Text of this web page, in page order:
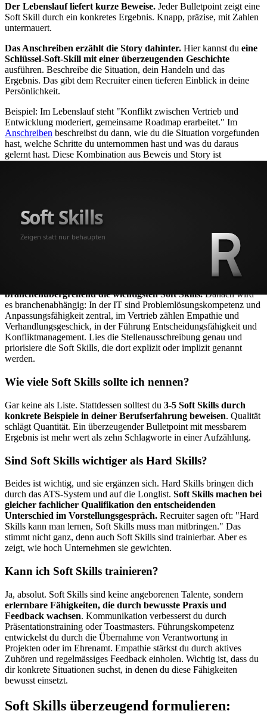
Der Lebenslauf liefert kurze Beweise. Jeder Bulletpoint zeigt eine
Soft Skill durch ein konkretes Ergebnis. Knapp, präzise, mit Zahlen
untermauert.
Das Anschreiben erzählt die Story dahinter. Hier kannst du eine
Schlüssel-Soft-Skill mit einer überzeugenden Geschichte
ausführen. Beschreibe die Situation, dein Handeln und das
Ergebnis. Das gibt dem Recruiter einen tieferen Einblick in deine
Persönlichkeit.
Beispiel: Im Lebenslauf steht "Konflikt zwischen Vertrieb und
Entwicklung moderiert, gemeinsame Roadmap erarbeitet." Im
Anschreiben beschreibst du dann, wie du die Situation vorgefunden
hast, welche Schritte du unternommen hast und was du daraus
gelernt hast. Diese Kombination aus Beweis und Story ist
Häufig gestellte Fragen
branchenübergreifend die wichtigsten Soft Skills.Danach wird
es branchenabhängig: In der IT sind Problemlösungskompetenz und
Anpassungsfähigkeit zentral, im Vertrieb zählen Empathie und
Verhandlungsgeschick, in der Führung Entscheidungsfähigkeit und
Konfliktmanagement. Lies die Stellenausschreibung genau und
priorisiere die Soft Skills, die dort explizit oder implizit genannt
werden.
Wie viele Soft Skills sollte ich nennen?
Gar keine als Liste. Stattdessen solltest du 3-5 Soft Skills durch
konkrete Beispiele in deiner Berufserfahrung beweisen. Qualität
schlägt Quantität. Ein überzeugender Bulletpoint mit messbarem
Ergebnis ist mehr wert als zehn Schlagworte in einer Aufzählung.
Sind Soft Skills wichtiger als Hard Skills?
Beides ist wichtig, und sie ergänzen sich. Hard Skills bringen dich
durch das ATS-System und auf die Longlist. Soft Skills machen bei
gleicher fachlicher Qualifikation den entscheidenden
Unterschied im Vorstellungsgespräch. Recruiter sagen oft: "Hard
Skills kann man lernen, Soft Skills muss man mitbringen." Das
stimmt nicht ganz, denn auch Soft Skills sind trainierbar. Aber es
zeigt, wie hoch Unternehmen sie gewichten.
Kann ich Soft Skills trainieren?
Ja, absolut. Soft Skills sind keine angeborenen Talente, sondern
erlernbare Fähigkeiten, die durch bewusste Praxis und
Feedback wachsen. Kommunikation verbesserst du durch
Präsentationstraining oder Toastmasters. Führungskompetenz
entwickelst du durch die Übernahme von Verantwortung in
Projekten oder im Ehrenamt. Empathie stärkst du durch aktives
Zuhören und regelmässiges Feedback einholen. Wichtig ist, dass du
dir konkrete Situationen suchst, in denen du diese Fähigkeiten
bewusst einsetzt.
Soft Skills überzeugend formulieren: